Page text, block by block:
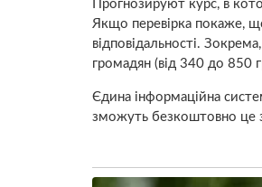
Прогнозируют курс, в
Якщо перевірка покаже,
відповідальності.
громадян (від 340 до 850
Єдина інформаційна
зможуть безкоштовно це